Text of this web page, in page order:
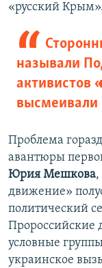
«русский
называли
активистов
высмеивали
Проблема
авантюры
Юрия Мешкова,
движение»
политический
Пророссийские
условные
украинское